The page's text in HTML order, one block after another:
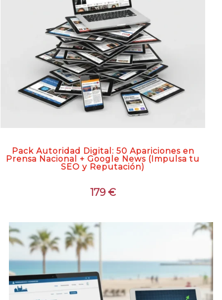
Pack Autoridad Digital: 50 Apariciones en
Prensa Nacional + Google News (Impulsa tu
SEO y Reputación)
179 €